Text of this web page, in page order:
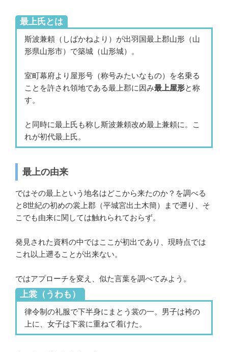
最上氏とは
斯波兼頼（しばかねより）が出羽国最上郡山形（山
形県山形市）で築城（山形城）。
室町幕府より屋形号（称号みたいなもの）を名乗る
ことを許され領地である最上郡に因み最上屋形と称
す。
と同時に最上氏も称し斯波兼頼改め最上兼頼に。こ
れが初代最上氏。
最上の由来
ではその最上という地名はどこから来たのか？を調べる
と8世紀の初めの裳上郡（平城宮出土木簡）まで遡り、そ
こでも由来に関しては触れられておらず。
発見された資料の中ではここが初出であり、現時点では
これ以上遡ることが出来ない。
ではアプローチを変え、似た言葉を調べてみよう。
上裳（うわも）
律令制の礼服で下半身にまとう裳の一。男子は袴の
上に、女子は下裳に重ねて着けた。